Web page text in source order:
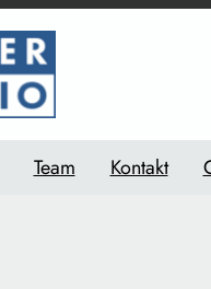
Team Kontakt